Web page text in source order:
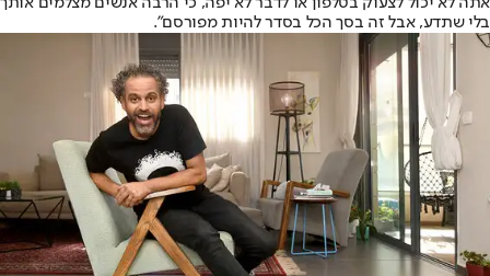
בלי שתדע, אבל זה בסך הכל בסדר להיות מפורסם".